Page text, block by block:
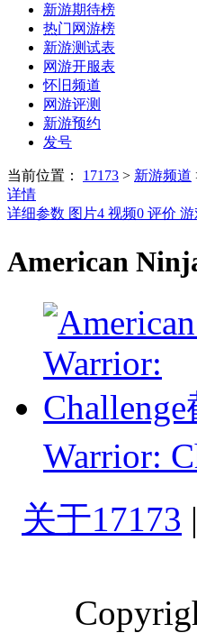
新游期待榜
热门网游榜
新游测试表
网游开服表
怀旧频道
网游评测
新游预约
发号
当前位置： 17173 > 新游频道
详情
详细参数 图片4 视频0 评价 游
American
Warrior:
关于17173 |